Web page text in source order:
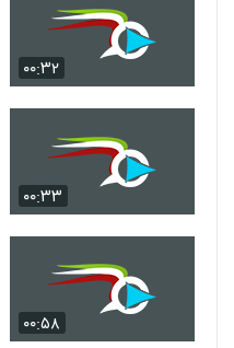
۰۰:۳۲
۰۰:۳۳
۰۰:۵۸